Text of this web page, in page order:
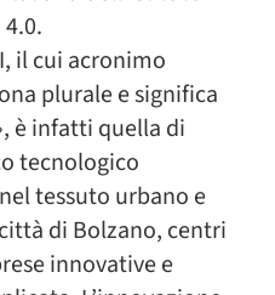
il cui acronimo
plurale e significa
è infatti quella di
tecnologico
tessuto urbano e
di Bolzano, centri
innovative e